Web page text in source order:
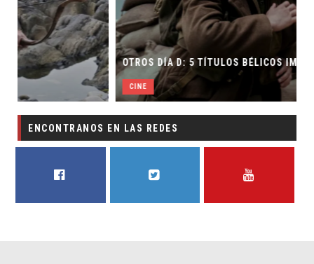
OTROS DÍA D: 5 TÍTULOS BÉLICOS IMPERDIBLES
ENCONTRANOS EN LAS REDES